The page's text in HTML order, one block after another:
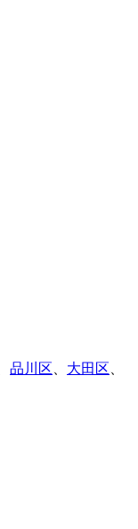
品川区 大田区